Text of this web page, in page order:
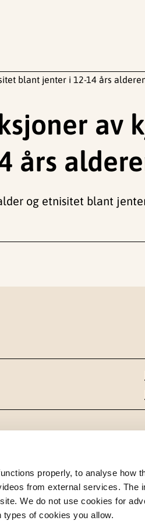
properly, to analyse how
from external services. The
We do not use cookies for
types of cookies you allow.
blant jenter i 12-14 års
av
års
og etnisitet blant
+47 22 59 55 00
postmottak@nkvts.no